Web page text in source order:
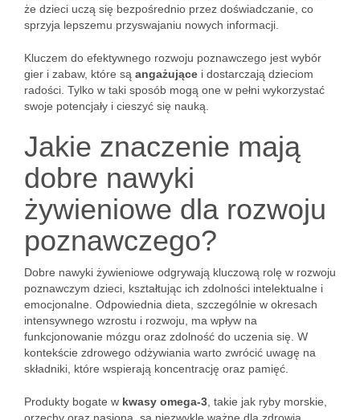
że dzieci uczą się bezpośrednio przez doświadczanie, co
sprzyja lepszemu przyswajaniu nowych informacji.
Kluczem do efektywnego rozwoju poznawczego jest wybór
gier i zabaw, które są angażujące i dostarczają dzieciom
radości. Tylko w taki sposób mogą one w pełni wykorzystać
swoje potencjały i cieszyć się nauką.
Jakie znaczenie mają
dobre nawyki
żywieniowe dla rozwoju
poznawczego?
Dobre nawyki żywieniowe odgrywają kluczową rolę w rozwoju
poznawczym dzieci, kształtując ich zdolności intelektualne i
emocjonalne. Odpowiednia dieta, szczególnie w okresach
intensywnego wzrostu i rozwoju, ma wpływ na
funkcjonowanie mózgu oraz zdolność do uczenia się. W
kontekście zdrowego odżywiania warto zwrócić uwagę na
składniki, które wspierają koncentrację oraz pamięć.
Produkty bogate w kwasy omega-3 , takie jak ryby morskie,